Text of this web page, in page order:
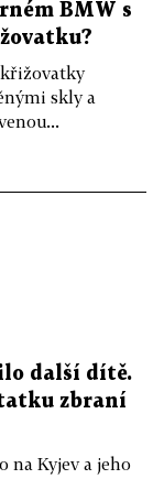
BMW s
křižovatky
skly a
další dítě.
zbraní
na Kyjev a jeho